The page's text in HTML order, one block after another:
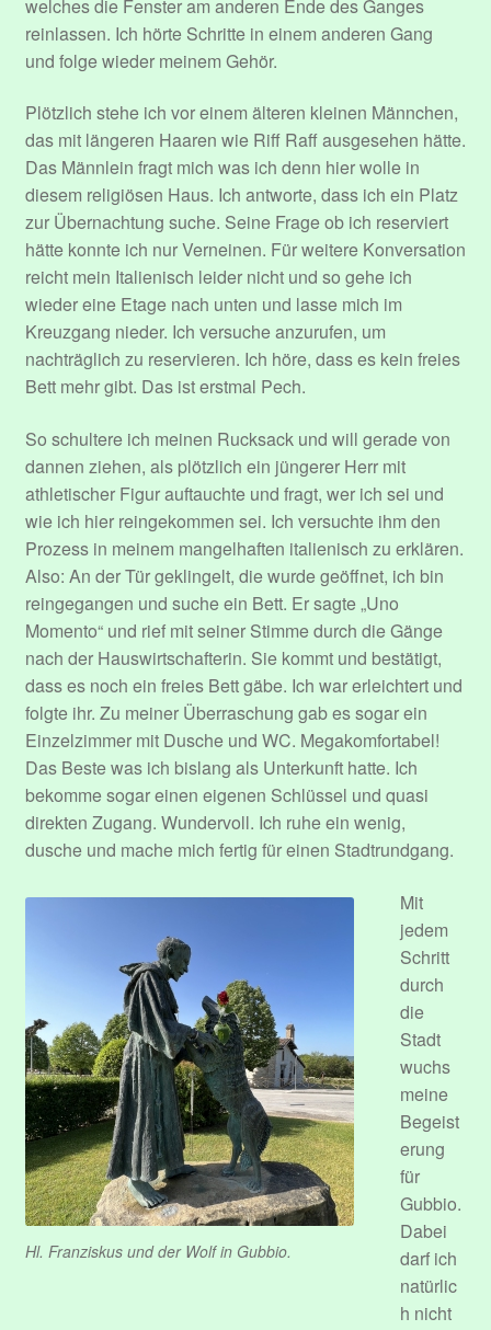
welches die Fenster am anderen Ende des Ganges
reinlassen. Ich hörte Schritte in einem anderen Gang
und folge wieder meinem Gehör.
Plötzlich stehe ich vor einem älteren kleinen Männchen,
das mit längeren Haaren wie Riff Raff ausgesehen hätte.
Das Männlein fragt mich was ich denn hier wolle in
diesem religiösen Haus. Ich antworte, dass ich ein Platz
zur Übernachtung suche. Seine Frage ob ich reserviert
hätte konnte ich nur Verneinen. Für weitere Konversation
reicht mein Italienisch leider nicht und so gehe ich
wieder eine Etage nach unten und lasse mich im
Kreuzgang nieder. Ich versuche anzurufen, um
nachträglich zu reservieren. Ich höre, dass es kein freies
Bett mehr gibt. Das ist erstmal Pech.
So schultere ich meinen Rucksack und will gerade von
dannen ziehen, als plötzlich ein jüngerer Herr mit
athletischer Figur auftauchte und fragt, wer ich sei und
wie ich hier reingekommen sei. Ich versuchte ihm den
Prozess in meinem mangelhaften italienisch zu erklären.
Also: An der Tür geklingelt, die wurde geöffnet, ich bin
reingegangen und suche ein Bett. Er sagte „Uno
Momento“ und rief mit seiner Stimme durch die Gänge
nach der Hauswirtschafterin. Sie kommt und bestätigt,
dass es noch ein freies Bett gäbe. Ich war erleichtert und
folgte ihr. Zu meiner Überraschung gab es sogar ein
Einzelzimmer mit Dusche und WC. Megakomfortabel!
Das Beste was ich bislang als Unterkunft hatte. Ich
bekomme sogar einen eigenen Schlüssel und quasi
direkten Zugang. Wundervoll. Ich ruhe ein wenig,
dusche und mache mich fertig für einen Stadtrundgang.
Hl. Franziskus und der Wolf in Gubbio.
Mit
jedem
Schritt
durch
die
Stadt
wuchs
meine
Begeist
erung
für
Gubbio.
Dabei
darf ich
natürlic
h nicht